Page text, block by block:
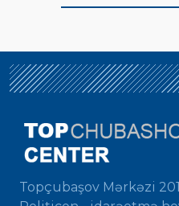
Topçubaşov Mərkəzi